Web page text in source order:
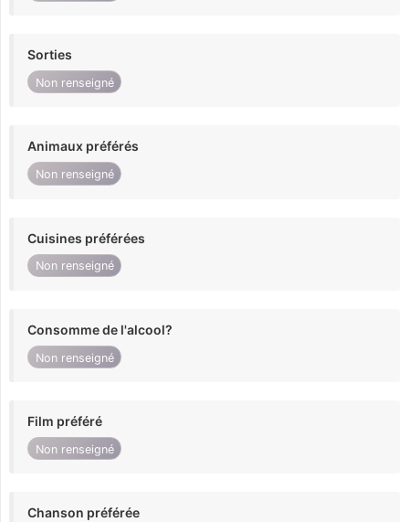
Sorties
Non renseigné
Animaux préférés
Non renseigné
Cuisines préférées
Non renseigné
Consomme de l'alcool?
Non renseigné
Film préféré
Non renseigné
Chanson préférée